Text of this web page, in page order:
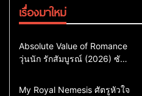
เรื่องมาใหม่
Comedy
Drama
ซีรี่ย์เกาหลี
ซีรี่ย์เกาหลีพากย์ไทย
Absolute Value of Romance
วุ่นนัก รักสัมบูรณ์ (2026) ซับ
Comedy
Drama
My Royal Nemesis ศัตรูหัวใจ